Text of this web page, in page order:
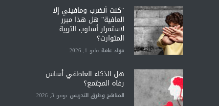
"كنت أنضرب ومافيني إلا
العافية" هل هذا مبرر
لاستمرار أسلوب التربية
المتوارث؟
مواد عامة مايو 1, 2026
هل الذكاء العاطفي أساس
رفاه المجتمع؟
المناهج وطرق التدريس يونيو 3, 2026